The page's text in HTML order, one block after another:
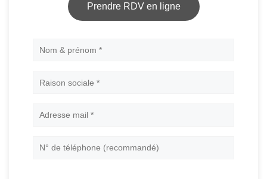
Prendre RDV en ligne